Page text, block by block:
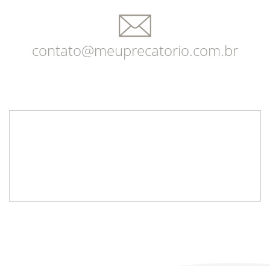
contato@meuprecatorio.com.br